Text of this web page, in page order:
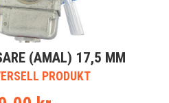
VÄLJ
visa delar för vald moped
produkter.
(AMAL) 17,5 MM
PRODUKT